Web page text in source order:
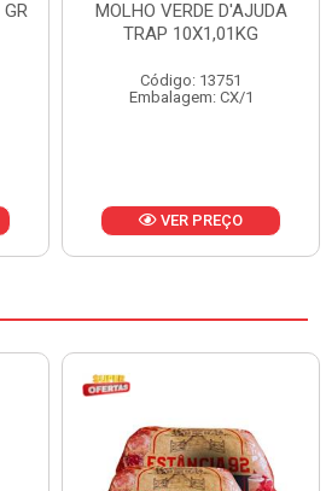
FRUTAS CRISTALIZADAS
CX 10KG
Código: 1785
Embalagem: KG/10
VER PREÇO